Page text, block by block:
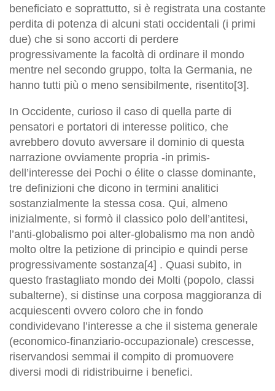
beneficiato e soprattutto, si è registrata una costante
perdita di potenza di alcuni stati occidentali (i primi
due) che si sono accorti di perdere
progressivamente la facoltà di ordinare il mondo
mentre nel secondo gruppo, tolta la Germania, ne
hanno tutti più o meno sensibilmente, risentito[3].
In Occidente, curioso il caso di quella parte di
pensatori e portatori di interesse politico, che
avrebbero dovuto avversare il dominio di questa
narrazione ovviamente propria -in primis-
dell’interesse dei Pochi o élite o classe dominante,
tre definizioni che dicono in termini analitici
sostanzialmente la stessa cosa. Qui, almeno
inizialmente, si formò il classico polo dell’antitesi,
l’anti-globalismo poi alter-globalismo ma non andò
molto oltre la petizione di principio e quindi perse
progressivamente sostanza[4] . Quasi subito, in
questo frastagliato mondo dei Molti (popolo, classi
subalterne), si distinse una corposa maggioranza di
acquiescenti ovvero coloro che in fondo
condividevano l’interesse a che il sistema generale
(economico-finanziario-occupazionale) crescesse,
riservandosi semmai il compito di promuovere
diversi modi di ridistribuirne i benefici.